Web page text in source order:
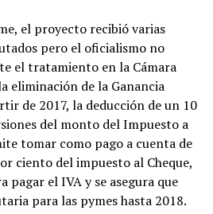
el proyecto recibió varias
pero el oficialismo no
el tratamiento en la Cámara
eliminación de la Ganancia
de 2017, la deducción de un 10
del monto del Impuesto a
tomar como pago a cuenta de
ciento del impuesto al Cheque,
pagar el IVA y se asegura que
para las pymes hasta 2018.